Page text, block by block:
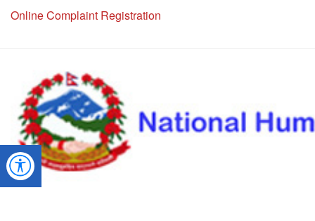
Online Complaint Registration